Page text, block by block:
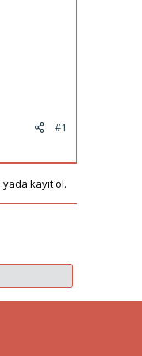
#1
kayıt ol.